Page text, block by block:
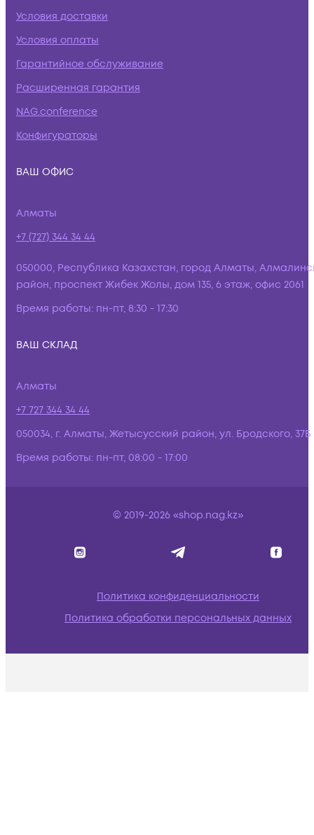
Условия доставки
Условия оплаты
Гарантийное обслуживание
Расширенная гарантия
NAG.conference
Конфигураторы
ВАШ ОФИС
Алматы
+7 (727) 344 34 44
050000, Республика Казахстан, город Алматы,
район, проспект Жибек Жолы, дом 135, 6 этаж, офис 2061
Время работы: пн-пт, 8:30 - 17:30
ВАШ СКЛАД
Алматы
+7 727 344 34 44
050034, г. Алматы, Жетысусский район, ул. Бродского, 37Б
Время работы: пн-пт, 08:00 - 17:00
© 2019-2026 «shop.nag.kz»
Политика конфиденциальности
Политика обработки персональных данных